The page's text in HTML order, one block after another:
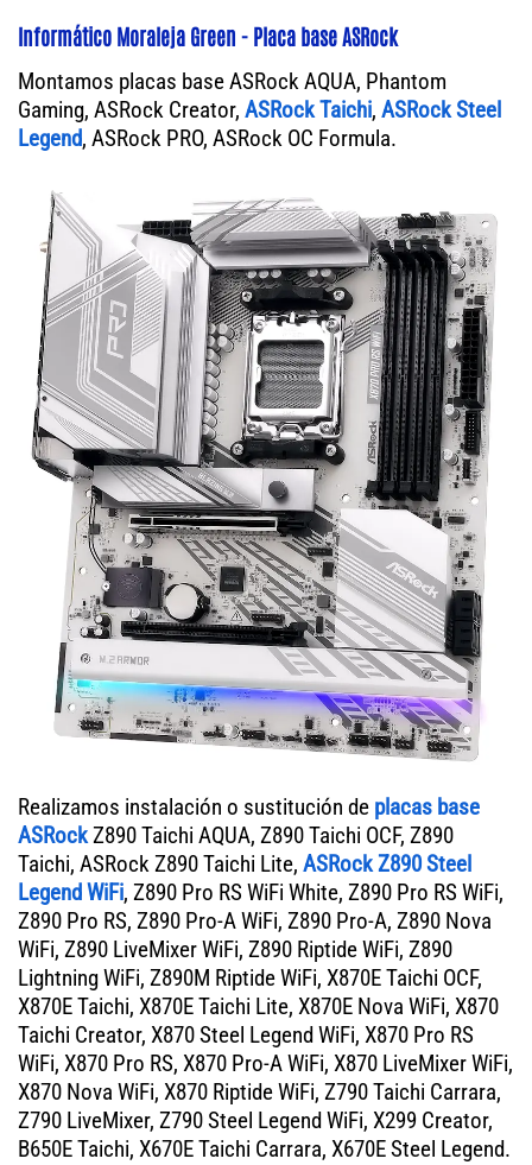
Informático Moraleja Green - Placa base ASRock
Montamos placas base ASRock AQUA, Phantom
Gaming, ASRock Creator, ASRock Taichi, ASRock Steel
Legend, ASRock PRO, ASRock OC Formula.
Realizamos instalación o sustitución de placas base
ASRockZ890 Taichi AQUA, Z890 Taichi OCF, Z890
Taichi, ASRock Z890 Taichi Lite, ASRock Z890 Steel
Legend WiFi, Z890 Pro RS WiFi White, Z890 Pro RS WiFi,
Z890 Pro RS, Z890 Pro-A WiFi, Z890 Pro-A, Z890 Nova
WiFi, Z890 LiveMixer WiFi, Z890 Riptide WiFi, Z890
Lightning WiFi, Z890M Riptide WiFi, X870E Taichi OCF,
X870E Taichi, X870E Taichi Lite, X870E Nova WiFi, X870
Taichi Creator, X870 Steel Legend WiFi, X870 Pro RS
WiFi, X870 Pro RS, X870 Pro-A WiFi, X870 LiveMixer WiFi,
X870 Nova WiFi, X870 Riptide WiFi, Z790 Taichi Carrara,
Z790 LiveMixer, Z790 Steel Legend WiFi, X299 Creator,
B650E Taichi, X670E Taichi Carrara, X670E Steel Legend.